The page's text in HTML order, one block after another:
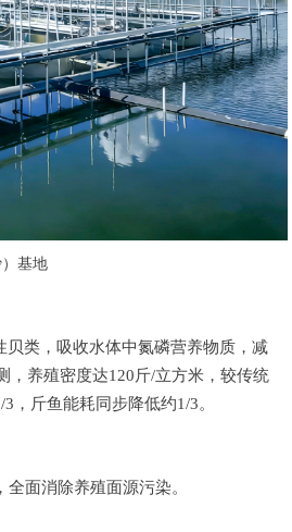
基地
类，吸收水体中氮磷营养物质，减
，养殖密度达120斤/立方米，较传统
，斤鱼能耗同步降低约1/3。
面消除养殖面源污染。